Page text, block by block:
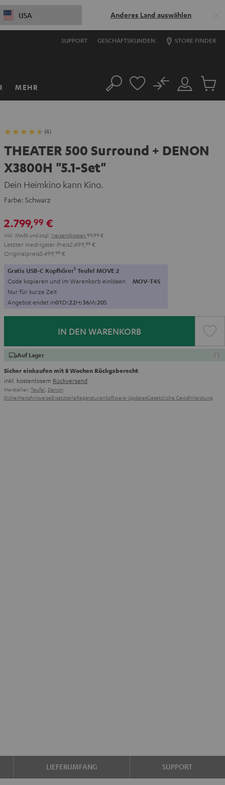
USA Anderes Land auswählen
SUPPORT GESCHÄFTSKUNDEN STORE FINDER
MEHR Suche
Mein
Konto
No
Artikel
(4)
THEATER 500 Surround + DENON
X3800H "5.1-Set"
Dein Heimkino kann Kino.
Farbe: Schwarz
2.799,99 €
Inkl. MwSt und zzgl. Versandkosten 99,99 €
Letzter niedrigster Preis2.499, 99 €
Originalpreis3.499, 99 €
Gratis USB-C Kopfhörer1 Teufel MOVE 2
Code kopieren und im Warenkorb einlösen. MOV-T4S
Nur für kurze Zeit
Angebot endet in01D:22H:36M:19S
IN DEN WARENKORB
Auf Lager
Sicher einkaufen mit 8 Wochen Rückgaberecht
inkl. kostenlosem Rückversand
Hersteller: Teufel, Denon
SicherheitshinweiseErsatzteileReparaturenSoftware-UpdatesGesetzliche Gewährleistung
LIEFERUMFANG SUPPORT